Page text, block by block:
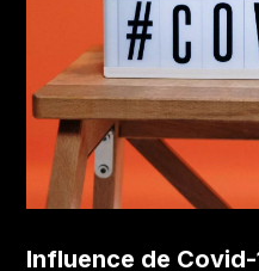
Influence de